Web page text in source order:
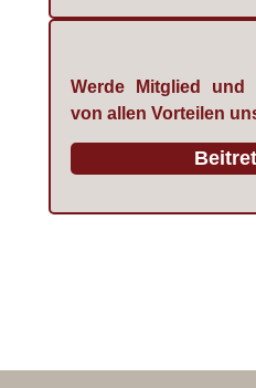
Werde Mitglied und
von allen Vorteilen